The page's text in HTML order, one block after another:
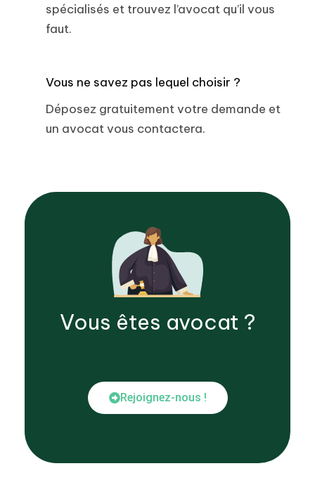
spécialisés et trouvez l’avocat qu’il vous
faut.
Vous ne savez pas lequel choisir ?
Déposez gratuitement votre demande et
un avocat vous contactera.
Vous êtes avocat ?
Rejoignez-nous !